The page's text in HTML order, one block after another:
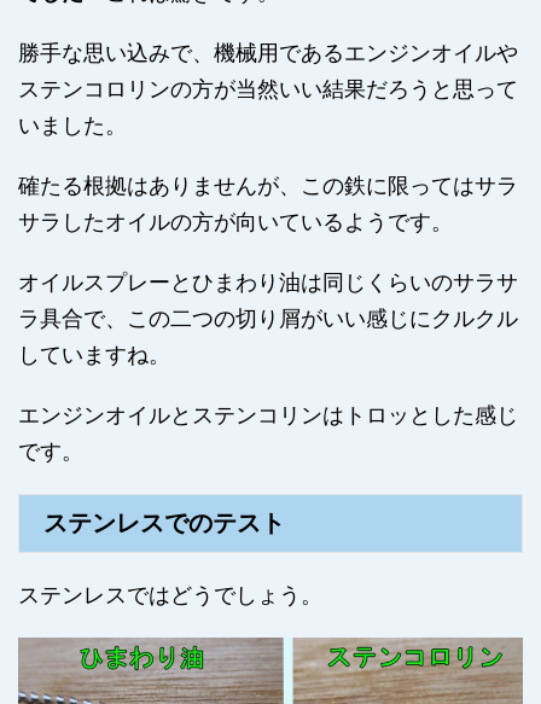
勝手な思い込みで、機械用であるエンジンオイルや
ステンコロリンの方が当然いい結果だろうと思って
いました。
確たる根拠はありませんが、この鉄に限ってはサラ
サラしたオイルの方が向いているようです。
オイルスプレーとひまわり油は同じくらいのサラサ
ラ具合で、この二つの切り屑がいい感じにクルクル
していますね。
エンジンオイルとステンコリンはトロッとした感じ
です。
ステンレスでのテスト
ステンレスではどうでしょう。